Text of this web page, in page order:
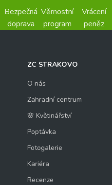
Bezpečná
doprava
Věrnostní
program
Vrácení
peněz
ZC STRAKOVO
O nás
Zahradní centrum
🌸 Květinářství
Poptávka
Fotogalerie
Kariéra
Recenze